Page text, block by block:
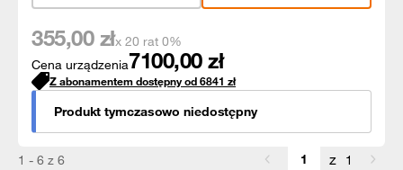
Cena urządzenia7100,00 zł
355,00 złx 20 rat 0%
Z abonamentem dostępny od6841 zł
Produkt tymczasowo niedostępny
1 - 6 z 6 z 1